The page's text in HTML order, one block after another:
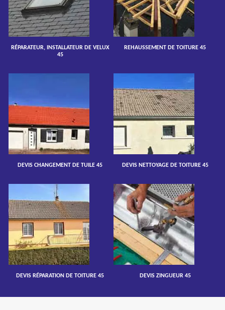
RÉPARATEUR, INSTALLATEUR DE VELUX
45
REHAUSSEMENT DE TOITURE 45
DEVIS CHANGEMENT DE TUILE 45 DEVIS NETTOYAGE DE TOITURE 45
DEVIS RÉPARATION DE TOITURE 45 DEVIS ZINGUEUR 45